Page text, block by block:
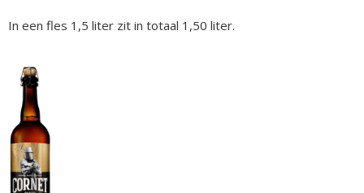
In een fles 1,5 liter zit in totaal 1,50 liter.